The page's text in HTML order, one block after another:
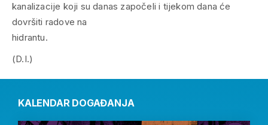
kanalizacije koji su danas započeli i tijekom dana će
dovršiti radove na
hidrantu.
(D.I.)
KALENDAR DOGAĐANJA